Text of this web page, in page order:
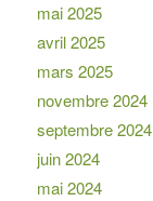
mai 2025
avril 2025
mars 2025
novembre 2024
septembre 2024
juin 2024
mai 2024